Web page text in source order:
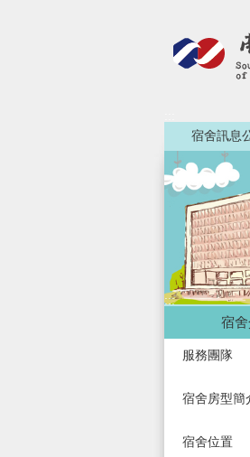
宿舍訊息
:::
宿
服務團隊
宿舍房型簡
宿舍位置